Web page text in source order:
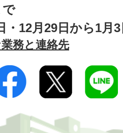
で
・12月29日から1月
務と連絡先